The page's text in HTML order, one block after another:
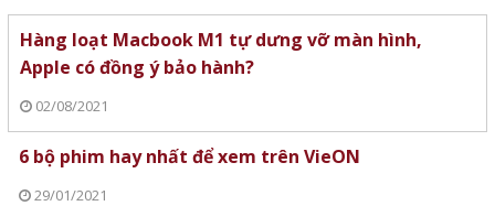
Hàng loạt Macbook M1 tự dưng vỡ màn hình,
Apple có đồng ý bảo hành?
02/08/2021
6 bộ phim hay nhất để xem trên VieON
29/01/2021